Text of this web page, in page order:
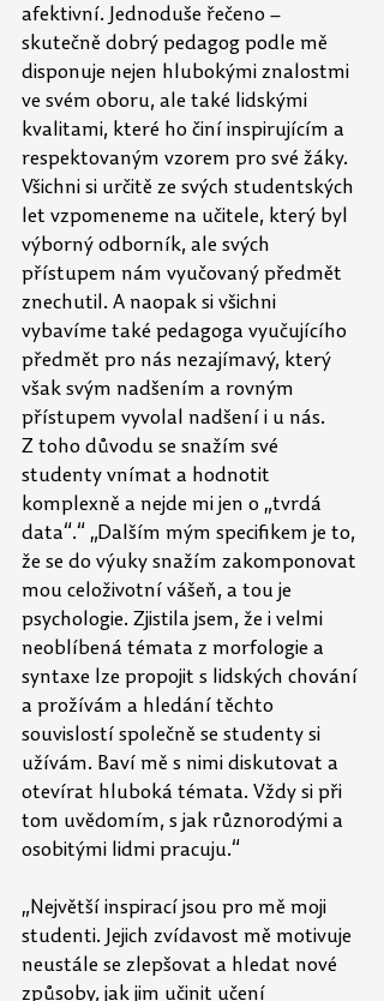
afektivní. Jednoduše řečeno –
skutečně dobrý pedagog podle mě
disponuje nejen hlubokými znalostmi
ve svém oboru, ale také lidskými
kvalitami, které ho činí inspirujícím a
respektovaným vzorem pro své žáky.
Všichni si určitě ze svých studentských
let vzpomeneme na učitele, který byl
výborný odborník, ale svých
přístupem nám vyučovaný předmět
znechutil. A naopak si všichni
vybavíme také pedagoga vyučujícího
předmět pro nás nezajímavý, který
však svým nadšením a rovným
přístupem vyvolal nadšení i u nás.
Z toho důvodu se snažím své
studenty vnímat a hodnotit
komplexně a nejde mi jen o „tvrdá
data“.“ „Dalším mým specifikem je to,
že se do výuky snažím zakomponovat
mou celoživotní vášeň, a tou je
psychologie. Zjistila jsem, že i velmi
neoblíbená témata z morfologie a
syntaxe lze propojit s lidských chování
a prožívám a hledání těchto
souvislostí společně se studenty si
užívám. Baví mě s nimi diskutovat a
otevírat hluboká témata. Vždy si při
tom uvědomím, s jak různorodými a
osobitými lidmi pracuju.“
„Největší inspirací jsou pro mě moji
studenti. Jejich zvídavost mě motivuje
neustále se zlepšovat a hledat nové
způsoby, jak jim učinit učení